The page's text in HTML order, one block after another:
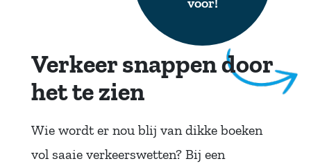
Verkeer snappen door
het te zien
Wie wordt er nou blij van dikke boeken
vol saaie verkeerswetten? Bij een